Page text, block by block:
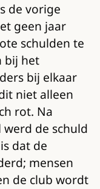
de vorige
geen jaar
schulden te
bij het
bij elkaar
niet alleen
rot. Na
de schuld
dat de
mensen
de club wordt